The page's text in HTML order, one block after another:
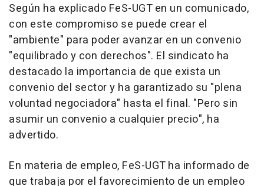
Según ha explicado FeS-UGT en un comunicado,
con este compromiso se puede crear el
"ambiente" para poder avanzar en un convenio
"equilibrado y con derechos". El sindicato ha
destacado la importancia de que exista un
convenio del sector y ha garantizado su "plena
voluntad negociadora" hasta el final. "Pero sin
asumir un convenio a cualquier precio", ha
advertido.
En materia de empleo, FeS-UGT ha informado de
que trabaja por el favorecimiento de un empleo